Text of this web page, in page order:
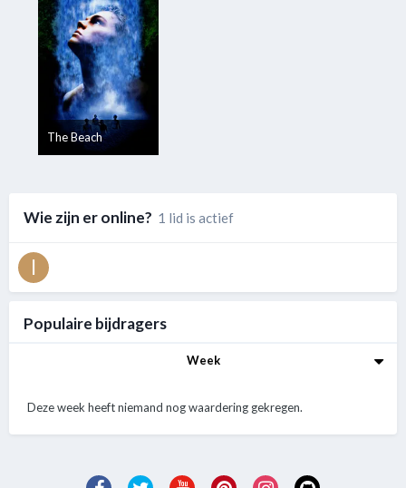
The Beach
Wie zijn er online? 1 lid is actief
Populaire bijdragers
Week
Deze week heeft niemand nog waardering gekregen.